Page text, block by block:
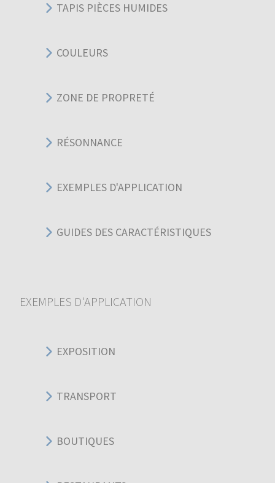
TAPIS PIÈCES HUMIDES
COULEURS
ZONE DE PROPRETÉ
RÉSONNANCE
EXEMPLES D'APPLICATION
GUIDES DES CARACTÉRISTIQUES
EXEMPLES D'APPLICATION
EXPOSITION
TRANSPORT
BOUTIQUES